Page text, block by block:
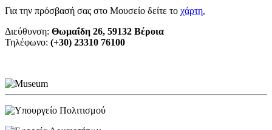
Για την πρόσβασή σας στο Μουσείο δείτε το χάρτη.
Διεύθυνση: Θωμαΐδη 26, 59132 Βέροια
Τηλέφωνο: (+30) 23310 76100